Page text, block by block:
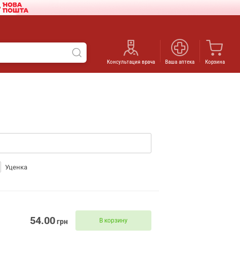
Консультация врача Ваша аптека Корзина
Уценка
54.00грн В корзину